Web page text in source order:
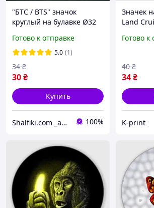
"БТС / BTS" значок
круглый на булавке Ø32
Готово к отправке
5.0 (1)
30₴
34 ₴
Купить
Shalfiki.com _аниме и гик подполье_ 100%
Значек
Land
Готово к
34₴
40 ₴
K-print